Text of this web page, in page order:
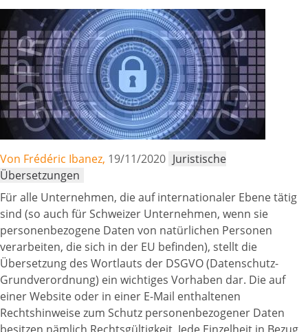
Von Frédéric Ibanez, 19/11/2020 Juristische
Übersetzungen
Für alle Unternehmen, die auf internationaler Ebene tätig
sind (so auch für Schweizer Unternehmen, wenn sie
personenbezogene Daten von natürlichen Personen
verarbeiten, die sich in der EU befinden), stellt die
Übersetzung des Wortlauts der DSGVO (Datenschutz-
Grundverordnung) ein wichtiges Vorhaben dar. Die auf
einer Website oder in einer E-Mail enthaltenen
Rechtshinweise zum Schutz personenbezogener Daten